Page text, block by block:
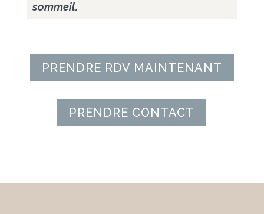
sommeil.
PRENDRE RDV MAINTENANT
PRENDRE CONTACT